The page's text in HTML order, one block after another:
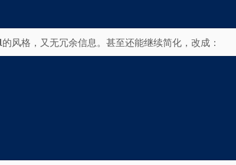
风格，又无冗余信息。甚至还能继续简化，改成：